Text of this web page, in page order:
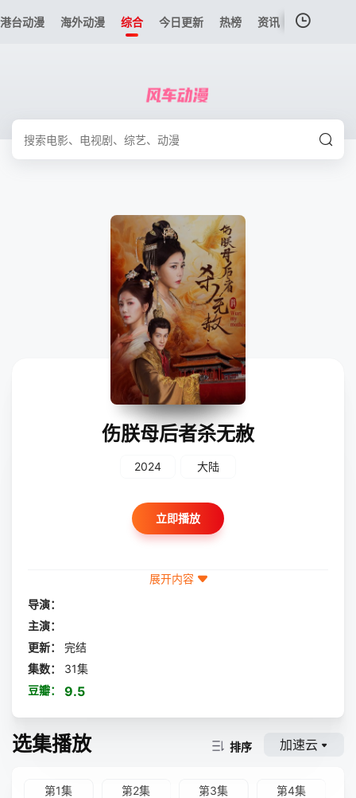
港台动漫 海外动漫 综合 今日更新 热榜 资讯
伤朕母后者杀无赦
2024 大陆
立即播放
展开内容
导演：
主演：
更新：
完结
集数：
31集
豆瓣：
9.5
选集播放 排序 加速云
第1集 第2集 第3集 第4集